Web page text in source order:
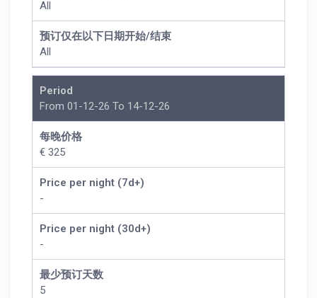
All
预订仅在以下日期开始/结束
All
Period
From 01-12-26 To 14-12-26
每晚价格
€ 325
Price per night (7d+)
-
Price per night (30d+)
-
最少预订天数
5